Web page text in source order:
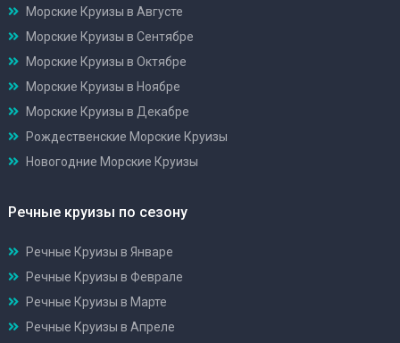
Морские Круизы в Августе
Морские Круизы в Сентябре
Морские Круизы в Октябре
Морские Круизы в Ноябре
Морские Круизы в Декабре
Рождественские Морские Круизы
Новогодние Морские Круизы
Речные круизы по сезону
Речные Круизы в Январе
Речные Круизы в Феврале
Речные Круизы в Марте
Речные Круизы в Апреле